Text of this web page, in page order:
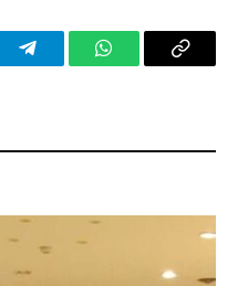
TelegramWhatsAppCopy